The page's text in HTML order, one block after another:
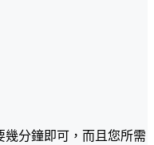
分鐘即可，而且您所需